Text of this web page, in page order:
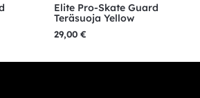
Elite Pro-Skate Guard
Teräsuoja Yellow
29,00 €